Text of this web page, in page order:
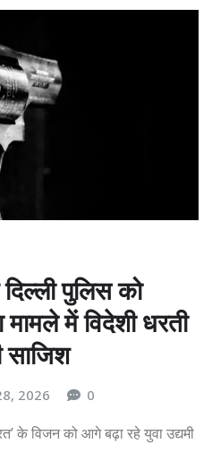
पुलिस को
में विदेशी धरती
साजिश
2026 0
के विजन को आगे बढ़ा रहे युवा उद्यमी